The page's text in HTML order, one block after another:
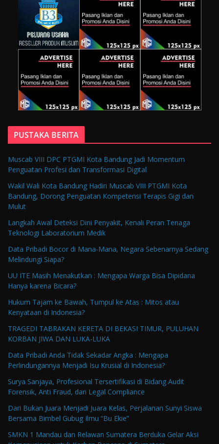
PUSTAKA BERITA
Muscab VIII DPC PTGMI Kota Bandung Jadi Momentum
Penguatan Profesi dan Transformasi Digital
Wakil Wali Kota Bandung Hadiri Muscab VIII PTGMI Kota
Bandung, Dorong Penguatan Kompetensi Terapis Gigi dan
Mulut
Langkah Awal Deteksi Dini Penyakit, Kenali Peran Tenaga
Teknologi Laboratorium Medik
Data Pribadi Bocor di Mana-Mana, Negara Sebenarnya Sedang
Melindungi Siapa?
UU ITE Masih Menakutkan : Mengapa Warga Bisa Dipidana
Hanya karena Bicara?
Hukum Tajam ke Bawah, Tumpul ke Atas : Mitos atau
Kenyataan di Indonesia?
TRAGEDI TABRAKAN KERETA DI BEKASI TIMUR, PULUHAN
KORBAN JIWA DAN LUKA-LUKA
Data Pribadi Anda Tidak Sekadar Angka : Mengapa
Perlindungannya Menjadi Isu Krusial di Indonesia?
Surya Sanjaya, Profesional Tersertifikasi di Bidang Audit
Forensik, Anti Fraud, dan Legal Compliance
Dari Bukan Juara Menjadi Juara Kelas, Perjalanan Sunyi Siswa
Bersama Bimbel Gubug Ilmu “Bu Ekie”
SMKN 1 Mandau dan Relawan Sumatera Berduka Gelar Aksi